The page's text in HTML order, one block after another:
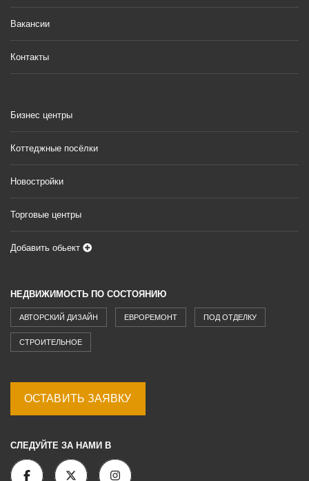
Вакансии
Контакты
Бизнес центры
Коттеджные посёлки
Новостройки
Торговые центры
Добавить обьект
НЕДВИЖИМОСТЬ ПО СОСТОЯНИЮ
АВТОРСКИЙ ДИЗАЙН ЕВРОРЕМОНТ ПОД ОТДЕЛКУ
СТРОИТЕЛЬНОЕ
ОСТАВИТЬ ЗАЯВКУ
СЛЕДУЙТЕ ЗА НАМИ В